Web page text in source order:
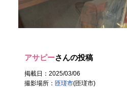
アサピーさんの投稿
掲載日：2025/03/06
撮影場所： 匝瑳市(匝瑳市)